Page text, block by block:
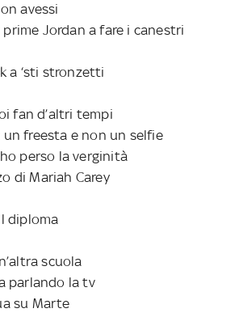
avessi
Jordan a fare i canestri
a ‘sti stronzetti
fan d’altri tempi
un freesta e non un selfie
perso la verginità
di Mariah Carey
diploma
scuola
parlando la tv
su Marte